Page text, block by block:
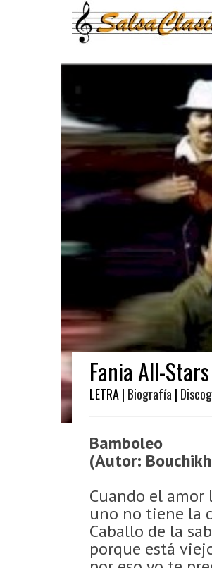
Fania All-Stars
LETRA | Biografía |
Bamboleo
(Autor:
Cuando el amor
uno no tiene la
Caballo de la
porque está